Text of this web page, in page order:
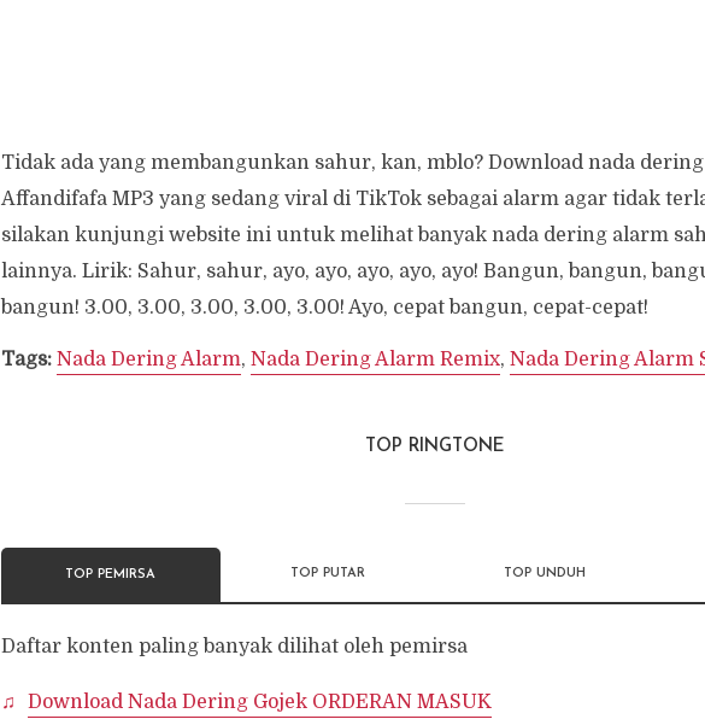
Tidak ada yang membangunkan sahur, kan, mblo? Download nada
Affandifafa MP3 yang sedang viral di TikTok sebagai alarm agar tidak
silakan kunjungi website ini untuk melihat banyak nada dering alarm
lainnya. Lirik: Sahur, sahur, ayo, ayo, ayo, ayo, ayo! Bangun, bangun,
bangun! 3.00, 3.00, 3.00, 3.00, 3.00! Ayo, cepat bangun, cepat-cepat!
Tags: Nada Dering Alarm, Nada Dering Alarm Remix, Nada Dering Alarm
TOP RINGTONE
TOP PEMIRSA TOP PUTAR TOP UNDUH
Daftar konten paling banyak dilihat oleh pemirsa
Download Nada Dering Gojek ORDERAN MASUK